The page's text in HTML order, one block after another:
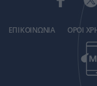
ΕΠΙΚΟΙΝΩΝΙΑ ΟΡΟΙ